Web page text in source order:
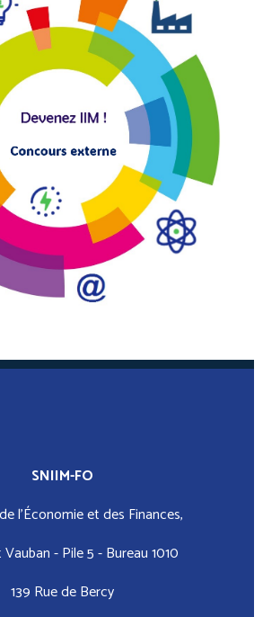
SNIIM-FO
l’Économie et des Finances,
- Pile 5 - Bureau 1010
139 Rue de Bercy